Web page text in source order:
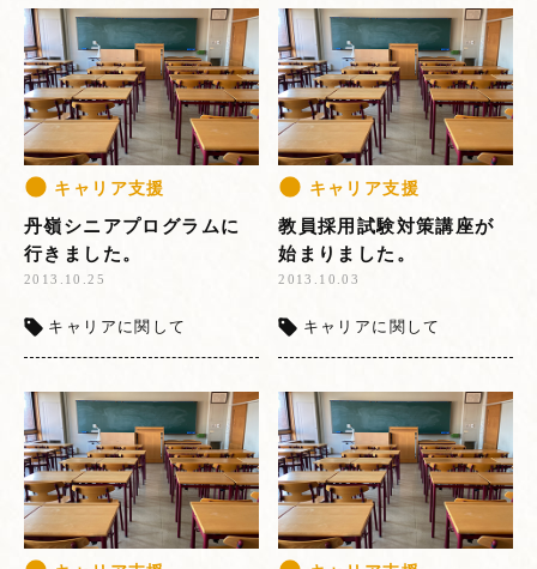
キャリア支援
丹嶺シニアプログラムに
行きました。
2013.10.25
キャリアに関して
キャリア支援
教員採用試験対策講座が
始まりました。
2013.10.03
キャリアに関して